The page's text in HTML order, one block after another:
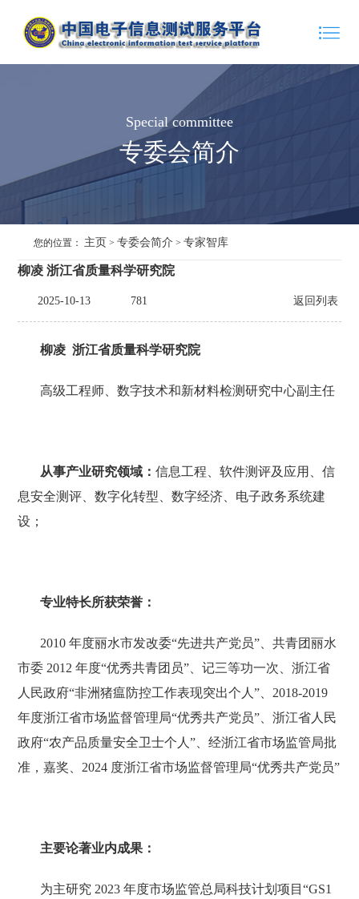
Special committee
专委会简介
您的位置： 主页 >专委会简介 >专家智库
柳凌 浙江省质量科学研究院
2025-10-13 781 返回列表
柳凌 浙江省质量科学研究院
高级工程师、数字技术和新材料检测研究中心副主任
从事产业研究领域：信息工程、软件测评及应用、信
息安全测评、数字化转型、数字经济、电子政务系统建
设；
专业特长所获荣誉：
2010 年度丽水市发改委“先进共产党员”、共青团丽水
市委 2012 年度“优秀共青团员”、记三等功一次、浙江省
人民政府“非洲猪瘟防控工作表现突出个人”、2018-2019
年度浙江省市场监督管理局“优秀共产党员”、浙江省人民
政府“农产品质量安全卫士个人”、经浙江省市场监管局批
准，嘉奖、2024 度浙江省市场监督管理局“优秀共产党员”
主要论著业内成果：
为主研究 2023 年度市场监管总局科技计划项目“GS1